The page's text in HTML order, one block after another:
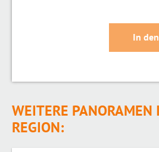
WEITERE PANORAMEN
REGION: